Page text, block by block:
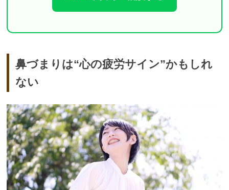
鼻づまりは“心の疲労サイン”かもしれ
ない